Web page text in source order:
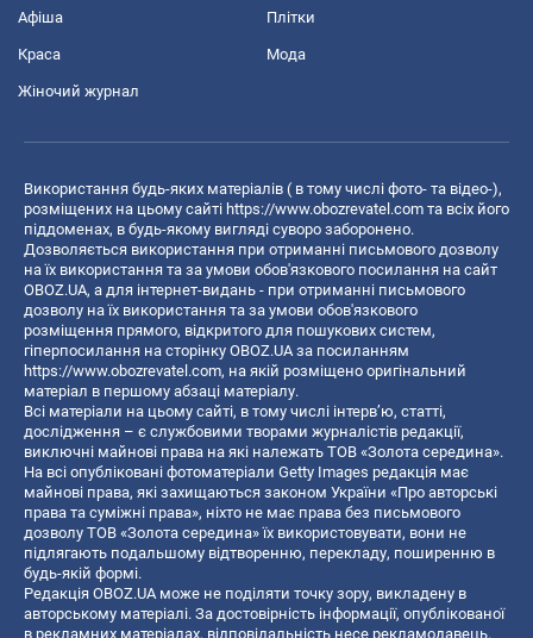
Афіша Плітки
Краса Мода
Жіночий журнал
Використання будь-яких матеріалів ( в тому числі фото- та відео-),
розміщених на цьому сайті https://www.obozrevatel.com та всіх його
піддоменах, в будь-якому вигляді суворо заборонено.
Дозволяється використання при отриманні письмового дозволу
на їх використання та за умови обов'язкового посилання на сайт
OBOZ.UA, а для інтернет-видань - при отриманні письмового
дозволу на їх використання та за умови обов'язкового
розміщення прямого, відкритого для пошукових систем,
гіперпосилання на сторінку OBOZ.UA за посиланням
https://www.obozrevatel.com, на якій розміщено оригінальний
матеріал в першому абзаці матеріалу.
Всі матеріали на цьому сайті, в тому числі інтерв’ю, статті,
дослідження – є службовими творами журналістів редакції,
виключні майнові права на які належать ТОВ «Золота середина».
На всі опубліковані фотоматеріали Getty Images редакція має
майнові права, які захищаються законом України «Про авторські
права та суміжні права», ніхто не має права без письмового
дозволу ТОВ «Золота середина» їх використовувати, вони не
підлягають подальшому відтворенню, перекладу, поширенню в
будь-якій формі.
Редакція OBOZ.UA може не поділяти точку зору, викладену в
авторському матеріалі. За достовірність інформації, опублікованої
в рекламних матеріалах, відповідальність несе рекламодавець.